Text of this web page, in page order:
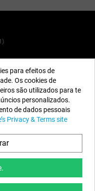
13h e 15h a 17h
para efeitos de
Os cookies de
são utilizados para te
personalizados.
de dados pessoais
Privacy & Terms site